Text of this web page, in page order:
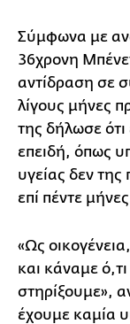
Σύμφωνα με
36χρονη
αντίδραση σε
λίγους μήνες
της δήλωσε ότι
επειδή, όπως
υγείας δεν
επί πέντε
«Ως
και κάναμε
στηρίξουμε»,
έχουμε καμία